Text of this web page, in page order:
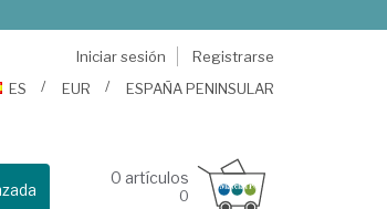
Iniciar sesión
Registrarse
ES
EUR ESPAÑA PENINSULAR
0 artículos
0